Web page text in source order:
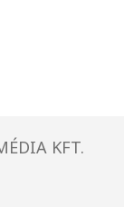
KFT.